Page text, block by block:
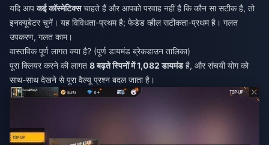
यदि आपकई कॉस्मेटिक्सचाहते हैं और आपको परवाह नहीं है कि कौन सा सटीक है, तो
इनक्यूबेटर चुनें। यह विविधता-प्रथम है; फेडेड व्हील सटीकता-प्रथम है। गलत
उपकरण, गलत काम।
वास्तविक पूर्ण लागत क्या है? (पूर्ण डायमंड ब्रेकडाउन तालिका)
पूरा क्लियर करने की लागत 8 बढ़ते स्पिनों में 1,082 डायमंडहै, और संचयी योग को
साथ-साथ देखने से पूरा वैल्यू प्रश्न बदल जाता है।